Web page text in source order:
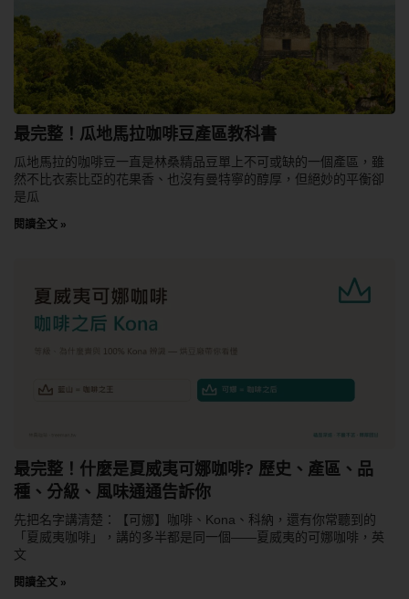
最完整！瓜地馬拉咖啡豆產區教科書
瓜地馬拉的咖啡豆一直是林桑精品豆單上不可或缺的一個產區，雖
然不比衣索比亞的花果香、也沒有曼特寧的醇厚，但絕妙的平衡卻
是瓜
閱讀全文 »
最完整！什麼是夏威夷可娜咖啡? 歷史、產區、品
種、分級、風味通通告訴你
先把名字講清楚：【可娜】咖啡、Kona、科納，還有你常聽到的
「夏威夷咖啡」，講的多半都是同一個——夏威夷的可娜咖啡，英
文
閱讀全文 »